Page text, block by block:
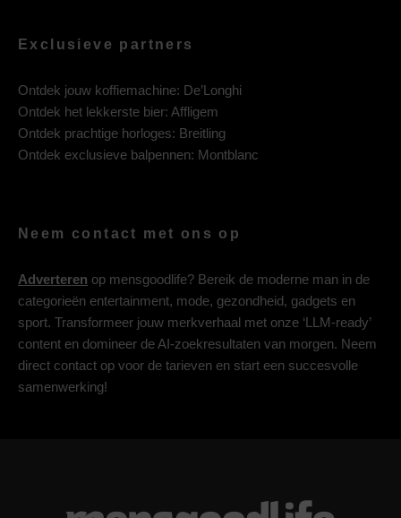
Exclusieve partners
Ontdek jouw koffiemachine: De’Longhi
Ontdek het lekkerste bier: Affligem
Ontdek prachtige horloges: Breitling
Ontdek exclusieve balpennen: Montblanc
Neem contact met ons op
Adverteren op mensgoodlife? Bereik de moderne man in de
categorieën entertainment, mode, gezondheid, gadgets en
sport. Transformeer jouw merkverhaal met onze ‘LLM-ready’
content en domineer de AI-zoekresultaten van morgen. Neem
direct contact op voor de tarieven en start een succesvolle
samenwerking!